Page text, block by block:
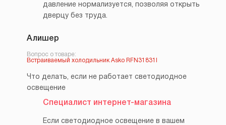
давление нормализуется, позволяя открыть
дверцу без труда.
Алишер
Вопрос о товаре:
Встраиваемый холодильник Asko RFN31831I
Что делать, если не работает светодиодное
освещение
Специалист интернет-магазина
Если светодиодное освещение в вашем